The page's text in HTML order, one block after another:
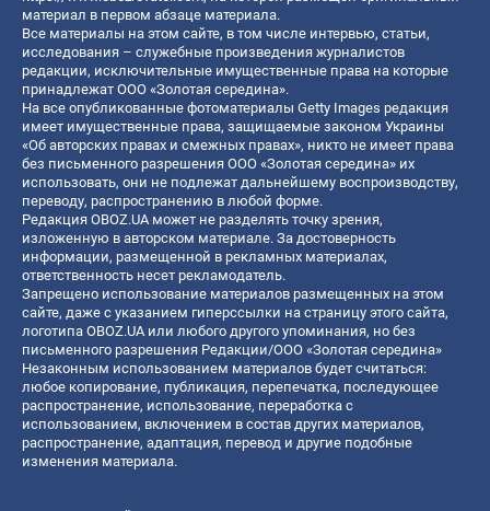
материал в первом абзаце материала.
Все материалы на этом сайте, в том числе интервью, статьи,
исследования – служебные произведения журналистов
редакции, исключительные имущественные права на которые
принадлежат ООО «Золотая середина».
На все опубликованные фотоматериалы Getty Images редакция
имеет имущественные права, защищаемые законом Украины
«Об авторских правах и смежных правах», никто не имеет права
без письменного разрешения ООО «Золотая середина» их
использовать, они не подлежат дальнейшему воспроизводству,
переводу, распространению в любой форме.
Редакция OBOZ.UA может не разделять точку зрения,
изложенную в авторском материале. За достоверность
информации, размещенной в рекламных материалах,
ответственность несет рекламодатель.
Запрещено использование материалов размещенных на этом
сайте, даже с указанием гиперссылки на страницу этого сайта,
логотипа OBOZ.UA или любого другого упоминания, но без
письменного разрешения Редакции/ООО «Золотая середина»
Незаконным использованием материалов будет считаться:
любое копирование, публикация, перепечатка, последующее
распространение, использование, переработка с
использованием, включением в состав других материалов,
распространение, адаптация, перевод и другие подобные
изменения материала.